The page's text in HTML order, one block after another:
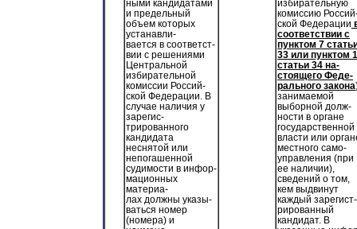
ными кандидатами
и предельный
объем которых
устанавли-
вается в соответст-
вии с решениями
Центральной
избирательной
комиссии Россий-
ской Федерации. В
случае наличия у
зарегис-
трированного
кандидата
неснятой или
непогашенной
судимости в инфор-
мационных
материа-
лах должны указы-
ваться номер
(номера) и
избирательную
комиссию
ской Федерации
соответствии с
пунктом 7
33 или пунктом
статьи 34 на-
стоящего Феде-
рального закона
занимаемой
выборной долж-
ности в органе
государственной
власти или
местного само-
управления (при
ее наличии),
сведений о том,
кем выдвинут
каждый зарегист-
рированный
кандидат. В